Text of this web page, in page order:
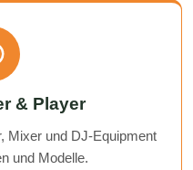
& Player
Mixer und DJ-Equipment
und Modelle.